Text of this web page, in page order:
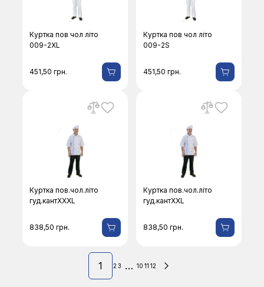
Куртка пов чол літо
009-2ХL
451,50грн.
Куртка пов чол літо
009-2S
451,50грн.
Куртка пов.чол.літо
гуд.кантХХХL
838,50грн.
Куртка пов.чол.літо
гуд.кантХХL
838,50грн.
1 2 3 … 10 11 12